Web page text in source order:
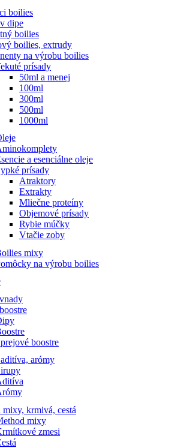
boilies
dipe
boilies
boilies, extrudy
na výrobu boilies
prísady
50ml a menej
100ml
300ml
500ml
1000ml
a esenciálne oleje
prísady
Atraktory
Extrakty
Mliečne proteíny
Objemové prísady
Rybie múčky
Vtačie zoby
mixy
na výrobu boilies
boostre
arómy
mixy, krmivá, cestá
mixy
zmesi